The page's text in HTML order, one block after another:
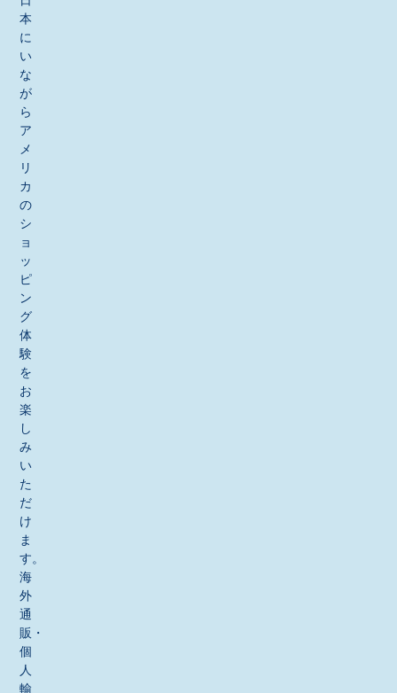
本
に
い
な
が
ら
ア
メ
リ
カ
の
シ
ョ
ッ
ピ
ン
グ
体
験
を
お
楽
し
み
い
た
だ
け
ま
す。
海
外
通
販・
個
人
輸